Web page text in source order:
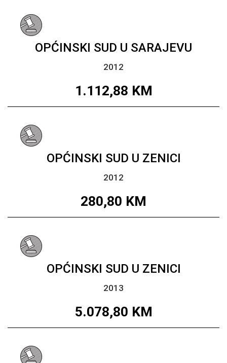
OPĆINSKI SUD U SARAJEVU
2012
1.112,88 KM
OPĆINSKI SUD U ZENICI
2012
280,80 KM
OPĆINSKI SUD U ZENICI
2013
5.078,80 KM